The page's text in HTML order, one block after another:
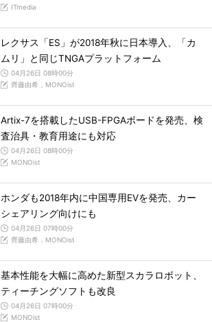
ITmedia
レクサス「ES」が2018年秋に日本導入、「カ
ムリ」と同じTNGAプラットフォーム
04月26日 08時00分
齊藤由希，MONOist
Artix-7を搭載したUSB-FPGAボードを発売、検
査治具・教育用途にも対応
04月26日 08時00分
MONOist
ホンダも2018年内に中国専用EVを発売、カー
シェアリング向けにも
04月26日 07時00分
齊藤由希，MONOist
基本性能を大幅に高めた新型スカラロボット、
ティーチングソフトも改良
04月26日 07時00分
MONOist